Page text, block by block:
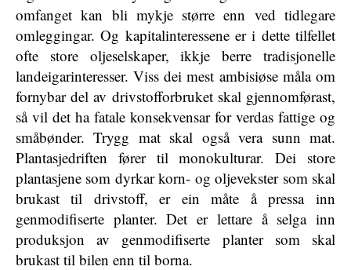
omfanget kan bli mykje større enn ved tidlegare
omleggingar. Og kapitalinteressene er i dette tilfellet
ofte store oljeselskaper, ikkje berre tradisjonelle
landeigarinteresser. Viss dei mest ambisiøse måla om
fornybar del av drivstofforbruket skal gjennomførast,
så vil det ha fatale konsekvensar for verdas fattige og
småbønder. Trygg mat skal også vera sunn mat.
Plantasjedriften fører til monokulturar. Dei store
plantasjene som dyrkar korn- og oljevekster som skal
brukast til drivstoff, er ein måte å pressa inn
genmodifiserte planter. Det er lettare å selga inn
produksjon av genmodifiserte planter som skal
brukast til bilen enn til borna.